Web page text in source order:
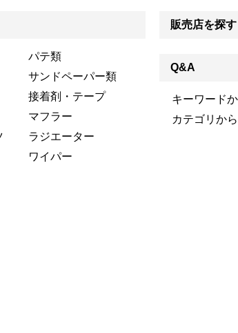
パテ類
サンドペーパー類
接着剤・テープ
マフラー
ラジエーター
ワイパー
販売店を探す
Q&A
キーワード
カテゴリか